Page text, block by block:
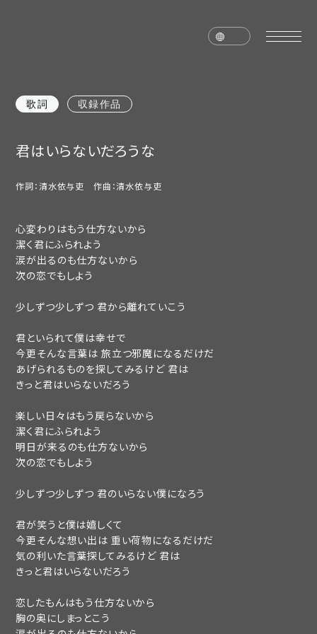
disc
video
新規会員登録
fc news
blog
lyrics search
歌詞 収録作品
君はいらないだろうな
作詞：清水依与吏 作曲：清水依与吏
心変わりはもう仕方ないから
潔く君にふられよう
涙が出るのも仕方ないから
次の恋でもしよう
少しずつ少しずつ 君から離れていこう
君といられて僕は幸せで
今更そんな言葉は 旅立つ邪魔になるだけだ
あげられるものを探してみるけど 君は
きっと君はいらないだろう
楽しい日々はもう戻らないから
潔く君にふられよう
明日が来るのも仕方ないから
次の恋でもしよう
少しずつ少しずつ 君のいらない僕になろう
君が笑うと僕は嬉しくて
今更そんな想い出は 重い荷物になるだけだ
気の利いた言葉探してみるけど 君は
きっと君はいらないだろう
恋したもんはもう仕方ないから
胸の奥にしまっとこう